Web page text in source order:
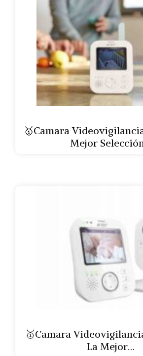
🥇Camara
Mejor
🥇Camara
La Mejor…